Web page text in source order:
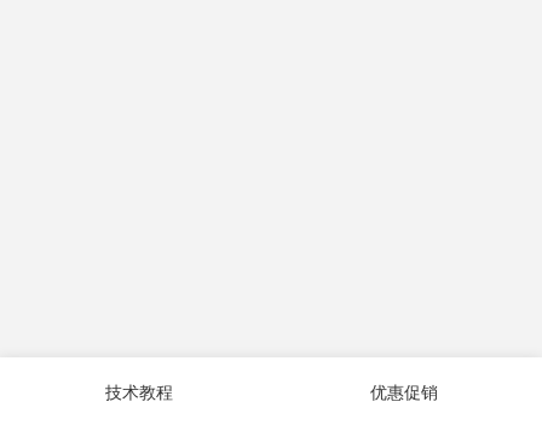
技术教程 优惠促销